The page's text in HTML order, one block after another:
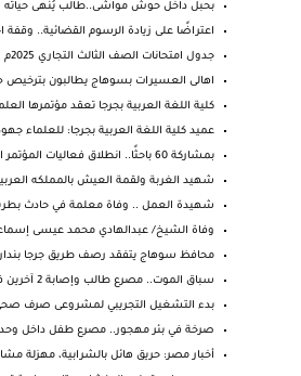
بحبل داخل حوش مواشى..طالب يُنهى حياته
اعتراضًا على زيادة الرسوم القضائية.. وقفة
جدول امتحانات الصف الثالث التجاري 2025م
اهالى العسيرات بسوهاج يطالبون بترخيص
كلية اللغة العربية بجرجا تعقد مؤتمرها
عميد كلية اللغة العربية بجرجا: للعلماء
بمشاركة 60 باحثًا.. انطلاق فعاليات المؤتمر الدولي ...
شهيد الغربة ولقمة العيش بالمملكه
شهيدة العمل .. وفاة معلمة في حادث
وفاة الشيخ/ عبدالهادي محمد عيسى
محافظ سوهاج يتفقد رصف طريق جرجا
سباق الموت.. مصرع طالب وإصابة 2 آخرين في سباق دراج...
بدء التشغيل التجريبي لمشروعى صرف
صرخة في بئر مهجور.. مصرع طفل داخل
أخبار مصر: حريق هائل بالشرابية، مهزلة